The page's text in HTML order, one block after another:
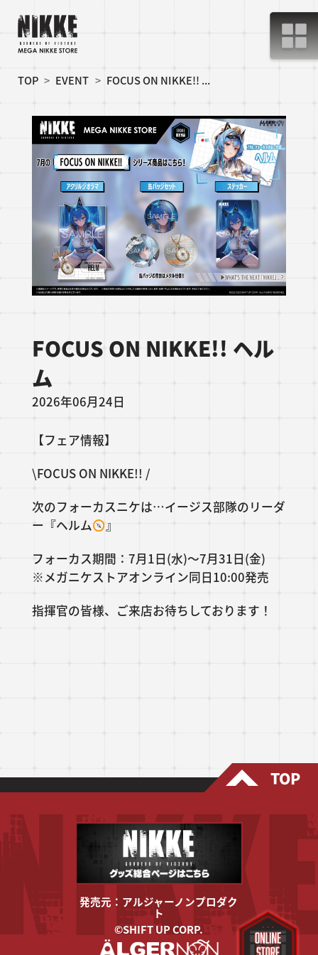
TOP EVENT FOCUS ON NIKKE!! ...
FOCUS ON NIKKE!! ヘル
ム
2026年06月24日
【フェア情報】
\FOCUS ON NIKKE!! /
次のフォーカスニケは…イージス部隊のリーダ
ー『ヘルム
』
フォーカス期間：7月1日(水)～7月31日(金)
※メガニケストアオンライン同日10:00発売
指揮官の皆様、ご来店お待ちしております！
TOP
発売元：アルジャーノンプロダク
ト
©SHIFT UP CORP.